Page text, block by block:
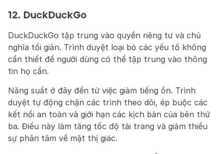
12. DuckDuckGo
DuckDuckGo tập trung vào quyền riêng tư và chủ
nghĩa tối giản. Trình duyệt loại bỏ các yếu tố không
cần thiết để người dùng có thể tập trung vào thông
tin họ cần.
Năng suất ở đây đến từ việc giảm tiếng ồn. Trình
duyệt tự động chặn các trình theo dõi, ép buộc các
kết nối an toàn và giới hạn các kịch bản của bên thứ
ba. Điều này làm tăng tốc độ tải trang và giảm thiểu
sự phân tâm về mặt thị giác.